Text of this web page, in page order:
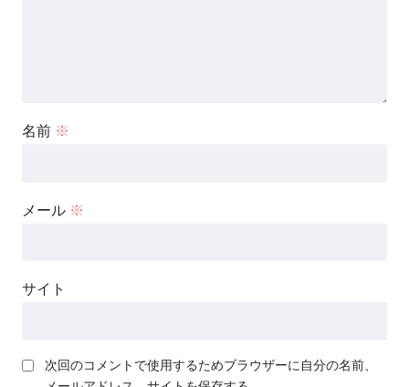
名前 ※
メール ※
サイト
次回のコメントで使用するためブラウザーに自分の名前、